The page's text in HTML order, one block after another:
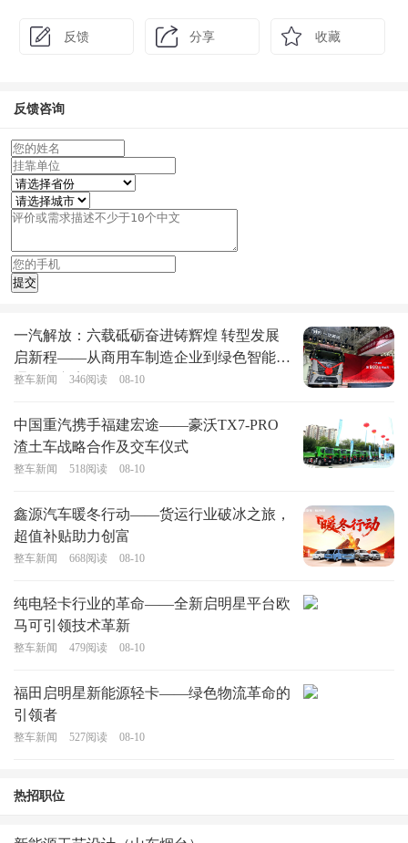
反馈 分享 收藏
反馈咨询
一汽解放：六载砥砺奋进铸辉煌 转型发展
启新程——从商用车制造企业到绿色智能交
通解决方案提供者
整车新闻 346阅读 08-10
中国重汽携手福建宏途——豪沃TX7-PRO
渣土车战略合作及交车仪式
整车新闻 518阅读 08-10
鑫源汽车暖冬行动——货运行业破冰之旅，
超值补贴助力创富
整车新闻 668阅读 08-10
纯电轻卡行业的革命——全新启明星平台欧
马可引领技术革新
整车新闻 479阅读 08-10
福田启明星新能源轻卡——绿色物流革命的
引领者
整车新闻 527阅读 08-10
热招职位